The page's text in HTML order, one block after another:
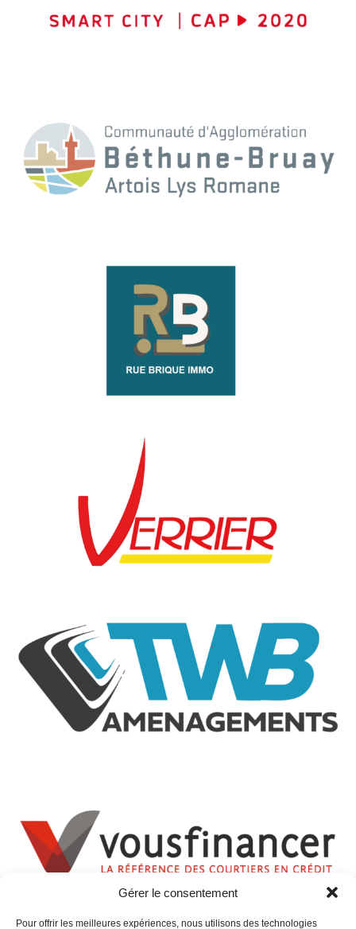
Gérer le consentement
Pour offrir les meilleures expériences, nous utilisons des technologies